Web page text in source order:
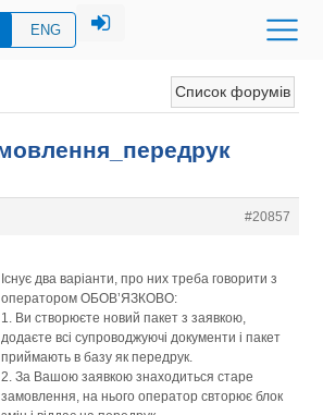
ENG
Список форумів
#20857
Існує два варіанти, про них треба говорити з
оператором ОБОВ’ЯЗКОВО:
1. Ви створюєте новий пакет з заявкою,
додаєте всі супроводжуючі документи і пакет
приймають в базу як передрук.
2. За Вашою заявкою знаходиться старе
замовлення, на нього оператор свторює блок